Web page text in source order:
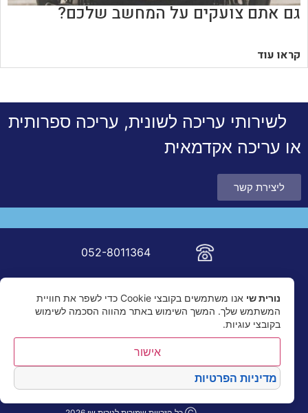
גם אתם צועקים על המחשב שלכם?
קראו עוד
לשירותי עריכה לשונית, עריכה ספרותית
או עריכה אקדמאית
ליצירת קשר
052-8011364
נורית שי
אנו משתמשים בקובצי Cookie כדי לשפר את חוויית
המשתמש שלך. המשך השימוש באתר מהווה הסכמה לשימוש
בקובצי עוגיות.
אישור
מדיניות הפרטיות